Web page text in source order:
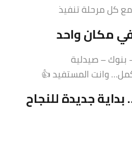
كل مرحلة تنفيذ
مكان واحد
بنوك – صيدلية
وانت المستفيد 👍
جديدة للنجاح